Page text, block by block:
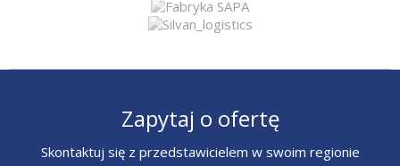
Zapytaj o ofertę
Skontaktuj się z przedstawicielem w swoim regionie